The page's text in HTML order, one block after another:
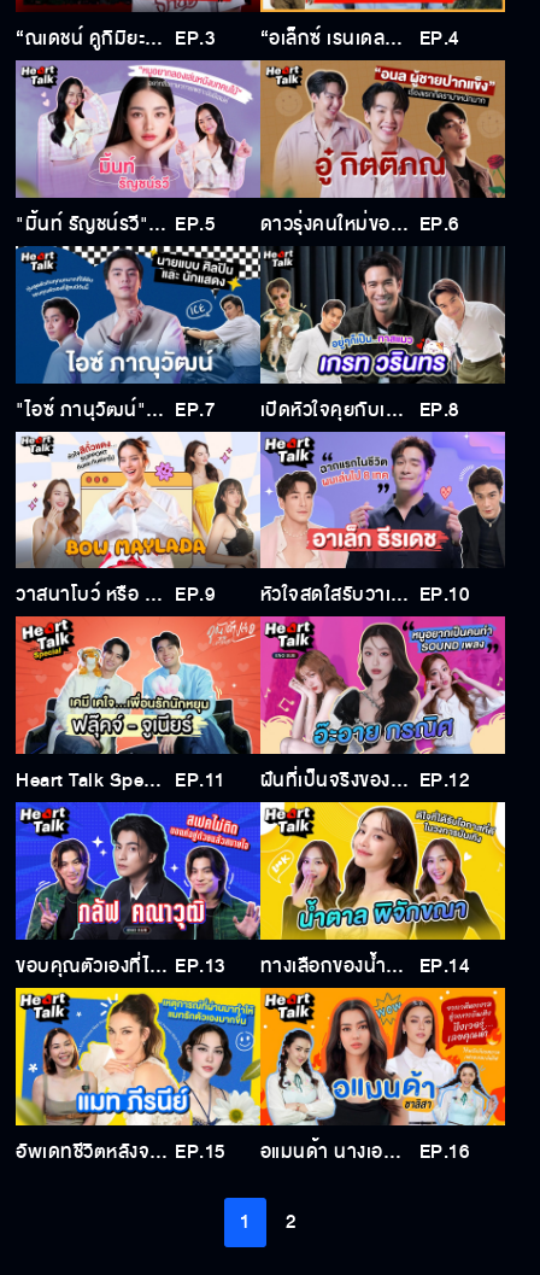
“ณเดชน์ คูกิมิยะ” ผมกลัวผีมาก แต่ลุงยักษ์ต้องล่าผีในธี่หยด EP.3 “อเล็กซ์ เรนเดลล์” นักแสดงหัวใจอนุรักษ์ กระบี่คือบ้านหลังที่ 2 ของผม EP.4
"มิ้นท์ รัญชน์รวี" ชีวิตที่เปลี่ยนไปของนักกีฬาแบดมินตันสู่วงการบันเทิงแบบเต็มตัว EP.5 ดาวรุ่งคนใหม่ของช่อง 3 "อู๋ กิตติภณ" ละครเรื่องแรกก็ดราม่าแบบจัดเต็ม EP.6
"ไอซ์ ภานุวัฒน์" ครั้งแรกกับบทคนตาบอดในละครกลเกมรัก EP.7 เปิดหัวใจคุยกับเกรท วรินทร "แฟนคลับ" คือ พลังที่ยิ่งใหญ่ของผม EP.8
วาสนาโบว์ หรือ จะสู้วาสนาอาเล็กได้โบว์เป็นแฟน "โบว์ เมลดา" กล่าวไว้ใน Heart Talk EP.9 หัวใจสดใสรับวาเลนไทน์ ผมเห็นด้วยกับคำว่า "วาสนาอาเล็กที่ได้โบว์เป็นแฟน" ผมรู้สึกดีที่มีเขา EP.10
Heart Talk Special X คุณได้ไปต่อ กับ จูเนียร์ - ฟลุ๊คจ์ EP.11 ฝันที่เป็นจริงของอ๊ะอายคือการได้กลับมาเล่นละครและได้เห็นแฟนๆในคอนเสิร์ตใหญ่ของ 4EVE EP.12
ขอบคุณตัวเองที่ไม่ละทิ้งความพยายาม และ แฟนคลับ พวกเขาคือครอบครัวของผม EP.13 ทางเลือกของน้ำตาลระหว่างการเป็นนักแสดงและครูสอนหนังสือ EP.14
อัพเดทชีวิตหลังจากพักวงการบันเทิงไป 5 ปี กับ แมท ภีรนีย์ ใน Heart Talk EP.15 อแมนด้า นางเอกเบอร์ใหม่ของช่อง 3 หนูทุ่มสุดใจกับทุกบทบาท EP.16
1 2